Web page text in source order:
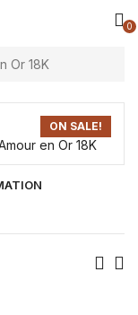
0
Or 18K
ON SALE!